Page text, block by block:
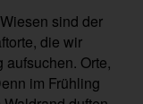
sind der
die wir
Orte,
im Frühling